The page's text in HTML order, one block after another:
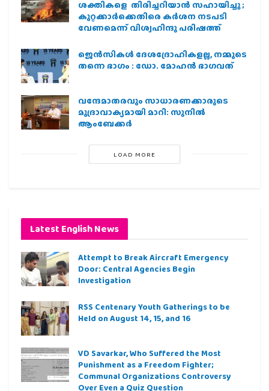
ശക്തികളെ തിരിച്ചറിയാൻ സഹായിച്ചു ;
കുറ്റക്കാർക്കെതിരെ കർശന നടപടി
വേണമെന്ന് വിശ്വഹിന്ദു പരിഷത്ത്
ജെന്‍സികള്‍ ദേശദ്രോഹികളല്ല, നമ്മുടെ
തന്നെ ഭാഗം : ഡോ. മോഹന്‍ ഭാഗവത്
വന്ദേമാതരവും സാധാരണക്കാരുടെ
മുദ്രാവാക്യമായി മാറി: സുനിൽ
ആംബേക്കർ
LOAD MORE
Latest English News
Attempt to Break Aircraft Emergency
Door: Central Agencies Begin
Investigation
RSS Centenary Youth Gatherings to be
Held on August 14, 15, and 16
VD Savarkar, Who Suffered the Most
Punishment as a Freedom Fighter;
Communal Organizations Controversy
Over Even a Quiz Question